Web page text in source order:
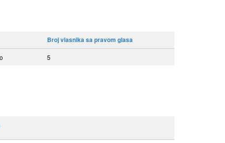
Broj vlasnika sa pravom glasa
5